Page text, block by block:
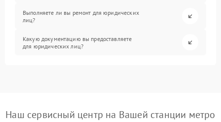
Выполняете ли вы ремонт для юридических
лиц?
Какую документацию вы предоставляете
для юридических лиц?
Наш сервисный центр на Вашей станции метро